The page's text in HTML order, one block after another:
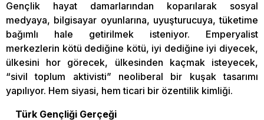
Gençlik hayat damarlarından koparılarak sosyal
medyaya, bilgisayar oyunlarına, uyuşturucuya, tüketime
bağımlı hale getirilmek isteniyor. Emperyalist
merkezlerin kötü dediğine kötü, iyi dediğine iyi diyecek,
ülkesini hor görecek, ülkesinden kaçmak isteyecek,
“sivil toplum aktivisti” neoliberal bir kuşak tasarımı
yapılıyor. Hem siyasi, hem ticari bir özentilik kimliği.
Türk Gençliği Gerçeği